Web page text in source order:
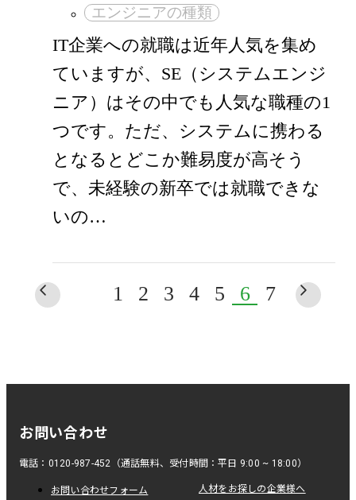
エンジニアの種類
IT企業への就職は近年人気を集め
ていますが、SE（システムエンジ
ニア）はその中でも人気な職種の1
つです。ただ、システムに携わる
となるとどこか難易度が高そう
で、未経験の新卒では就職できな
いの…
1 2 3 4 5 6 7
お問い合わせ
電話：0120-987-452（通話無料、受付時間：平日 9:00 ~ 18:00）
お問い合わせフォーム 人材をお探しの企業様へ